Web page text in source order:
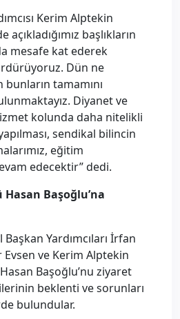
Kerim Alptekin
başlıkların
mesafe kat ederek
Dün ne
tamamını
Diyanet ve
kolunda daha nitelikli
sendikal bilincin
eğitim
edecektir” dedi.
Başoğlu’na
Yardımcıları İrfan
Evsen ve Kerim Alptekin
Başoğlu’nu ziyaret
beklenti ve sorunları
bulundular.